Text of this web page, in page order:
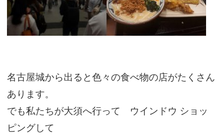
名古屋城から出ると色々の食べ物の店がたくさん
あります。
でも私たちが大須へ行って ウインドウ ショッ
ピングして